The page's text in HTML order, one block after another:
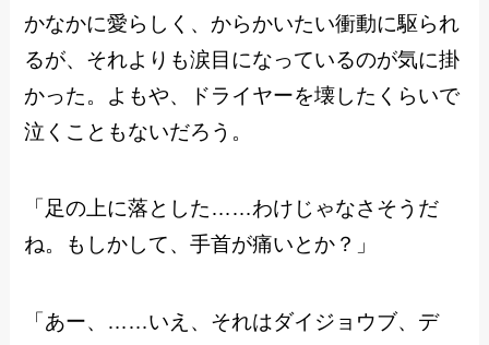
かなかに愛らしく、からかいたい衝動に駆られ
るが、それよりも涙目になっているのが気に掛
かった。よもや、ドライヤーを壊したくらいで
泣くこともないだろう。
「足の上に落とした……わけじゃなさそうだ
ね。もしかして、手首が痛いとか？」
「あー、……いえ、それはダイジョウブ、デ